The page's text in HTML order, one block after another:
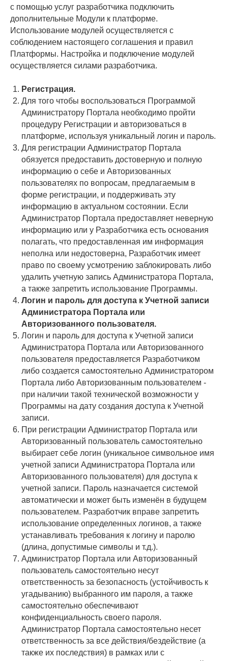
с помощью услуг разработчика подключить
дополнительные Модули к платформе.
Использование модулей осуществляется с
соблюдением настоящего соглашения и правил
Платформы. Настройка и подключение модулей
осуществляется силами разработчика.
Регистрация.
Для того чтобы воспользоваться Программой
Администратору Портала необходимо пройти
процедуру Регистрации и авторизоваться в
платформе, используя уникальный логин и пароль.
Для регистрации Администратор Портала
обязуется предоставить достоверную и полную
информацию о себе и Авторизованных
пользователях по вопросам, предлагаемым в
форме регистрации, и поддерживать эту
информацию в актуальном состоянии. Если
Администратор Портала предоставляет неверную
информацию или у Разработчика есть основания
полагать, что предоставленная им информация
неполна или недостоверна, Разработчик имеет
право по своему усмотрению заблокировать либо
удалить учетную запись Администратора Портала,
а также запретить использование Программы.
Логин и пароль для доступа к Учетной записи
Администратора Портала или
Авторизованного пользователя.
Логин и пароль для доступа к Учетной записи
Администратора Портала или Авторизованного
пользователя предоставляется Разработчиком
либо создается самостоятельно Администратором
Портала либо Авторизованным пользователем -
при наличии такой технической возможности у
Программы на дату создания доступа к Учетной
записи.
При регистрации Администратор Портала или
Авторизованный пользователь самостоятельно
выбирает себе логин (уникальное символьное имя
учетной записи Администратора Портала или
Авторизованного пользователя) для доступа к
учетной записи. Пароль назначается системой
автоматически и может быть изменён в будущем
пользователем. Разработчик вправе запретить
использование определенных логинов, а также
устанавливать требования к логину и паролю
(длина, допустимые символы и т.д.).
Администратор Портала или Авторизованный
пользователь самостоятельно несут
ответственность за безопасность (устойчивость к
угадыванию) выбранного им пароля, а также
самостоятельно обеспечивают
конфиденциальность своего пароля.
Администратор Портала самостоятельно несет
ответственность за все действия/бездействие (а
также их последствия) в рамках или с